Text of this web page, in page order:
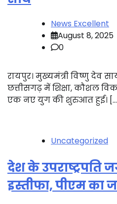
News Excellent
August 8, 2025
0
रायपुर। मुख्यमंत्री विष्णु देव
छत्तीसगढ़ में शिक्षा, कौशल
एक नए युग की शुरुआत हुई।
Uncategorized
देश के उपराष्ट्रपति
इस्तीफा, पीएम का